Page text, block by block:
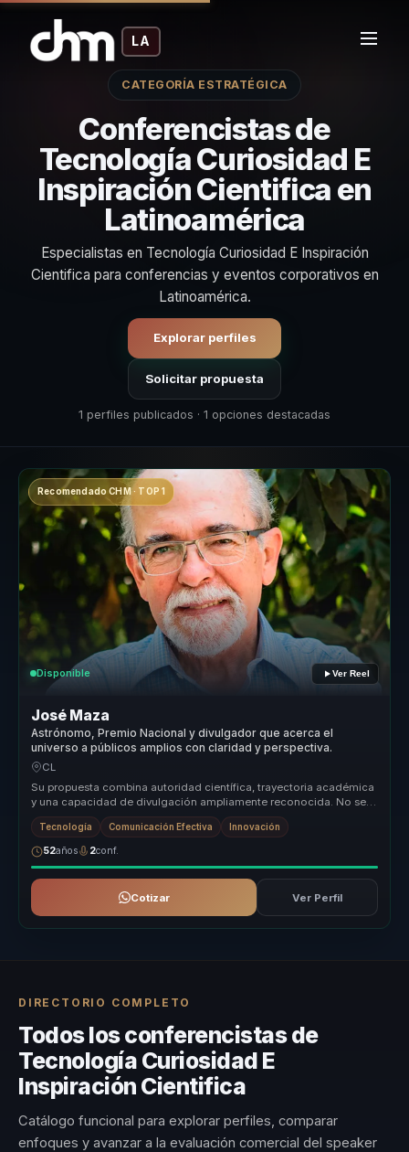
LA
CATEGORÍA ESTRATÉGICA
Conferencistas de
Tecnología Curiosidad E
Inspiración Cientifica en
Latinoamérica
Especialistas en Tecnología Curiosidad E Inspiración
Cientifica para conferencias y eventos corporativos en
Latinoamérica.
Explorar perfiles
Solicitar propuesta
1 perfiles publicados · 1 opciones destacadas
Recomendado CHM · TOP 1
Disponible Ver Reel
José Maza
Astrónomo, Premio Nacional y divulgador que acerca el
universo a públicos amplios con claridad y perspectiva.
CL
Su propuesta combina autoridad científica, trayectoria académica
y una capacidad de divulgación ampliamente reconocida. No se
presenta co...
Tecnología Comunicación Efectiva Innovación
52años 2conf.
Cotizar Ver Perfil
DIRECTORIO COMPLETO
Todos los conferencistas de
Tecnología Curiosidad E
Inspiración Cientifica
Catálogo funcional para explorar perfiles, comparar
enfoques y avanzar a la evaluación comercial del speaker